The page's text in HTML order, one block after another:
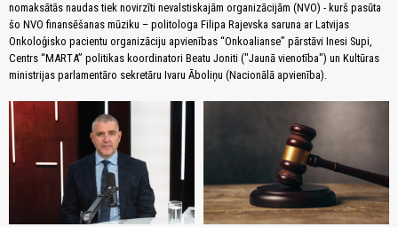
nomaksātās naudas tiek novirzīti nevalstiskajām organizācijām (NVO) - kurš pasūta
šo NVO finansēšanas mūziku – politologa Filipa Rajevska saruna ar Latvijas
Onkoloģisko pacientu organizāciju apvienības “Onkoalianse” pārstāvi Inesi Supi,
Centrs “MARTA” politikas koordinatori Beatu Joniti ("Jaunā vienotība") un Kultūras
ministrijas parlamentāro sekretāru Ivaru Āboliņu (Nacionālā apvienība).